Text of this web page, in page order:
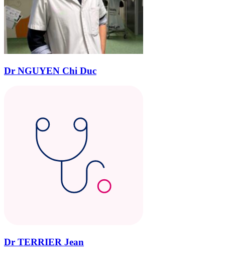
Dr NGUYEN Chi Duc
Dr TERRIER Jean